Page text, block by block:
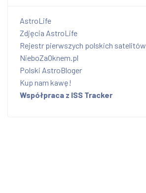
AstroLife
Zdjęcia AstroLife
Rejestr pierwszych polskich satelitów
NieboZaOknem.pl
Polski AstroBloger
Kup nam kawę!
Współpraca z ISS Tracker